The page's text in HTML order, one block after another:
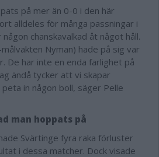
på mer än 0-0 i den här
alldeles för många passningar i
chanskavalkad åt något håll.
Nyman) hade på sig var
De har inte en enda farlighet på
ändå tycker att vi skapar
in någon boll, säger Pelle
man hoppats på
Svärtinge fyra raka förluster
i dessa matcher. Dock visade